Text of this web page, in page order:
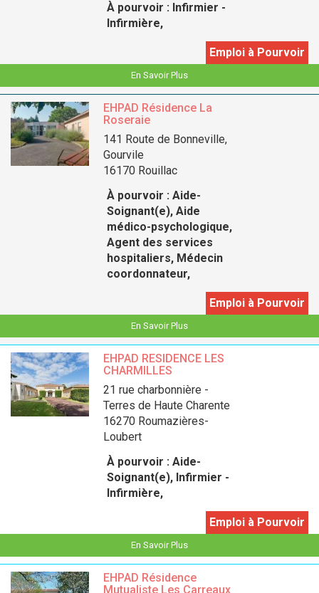
À pourvoir : Infirmier -
Infirmière,
Emploi à Pourvoir
En Savoir Plus
EHPAD Résidence La
Roseraie
141 Route de Bonneville,
Gourvile
16170 Rouillac
À pourvoir : Aide-
Soignant(e), Aide
médico-psychologique,
Agent des services
hospitaliers, Médecin
coordonnateur,
Emploi à Pourvoir
En Savoir Plus
EHPAD RESIDENCE LES
CHARMILLES
21 rue charbonnière -
Terres de Haute Charente
16270 Roumazières-
Loubert
À pourvoir : Aide-
Soignant(e), Infirmier -
Infirmière,
Emploi à Pourvoir
En Savoir Plus
EHPAD Résidence
Mutualiste Les Carreaux